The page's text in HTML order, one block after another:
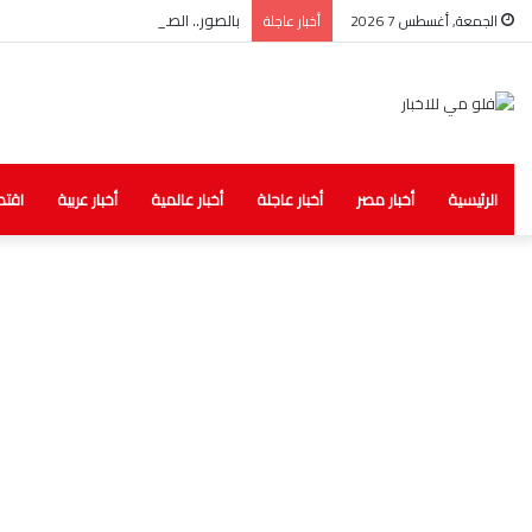
الجمعة, أغسطس 7 2026 أخبار عاجلة بالصور.. الصحة: ضبط مخزن غير مرخص
الرئيسية أخبار مصر أخبار عاجلة أخبار عالمية أخبار عربية